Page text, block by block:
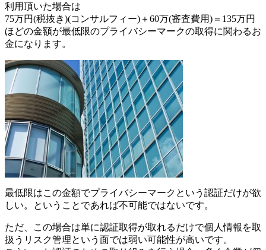
利用頂いた場合は
75万円(税抜き)(コンサルフィー)＋60万(審査費用)＝135万円
ほどの金額が最低限のプライバシーマークの取得に関わるお
金になります。
最低限はこの金額でプライバシーマークという認証だけが欲
しい。ということであれば不可能ではないです。
ただ、この場合は単に認証取得が取れるだけで個人情報を取
扱うリスク管理という面では弱い可能性が高いです。